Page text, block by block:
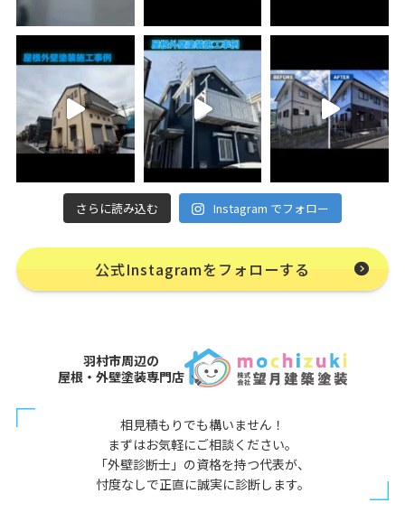
さらに読み込む Instagram でフォロー
公式Instagramをフォローする
羽村市周辺の
屋根・外壁塗装専門店
相見積もりでも構いません！
まずはお気軽にご相談ください。
「外壁診断士」の資格を持つ代表が、
忖度なしで正直に誠実に診断します。